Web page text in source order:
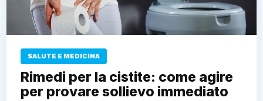
SALUTE E MEDICINA
Rimedi per la cistite: come agire
per provare sollievo immediato